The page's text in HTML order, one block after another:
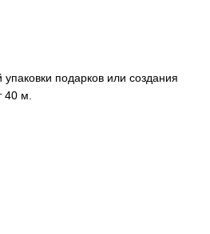
подарков или создания
40 м.